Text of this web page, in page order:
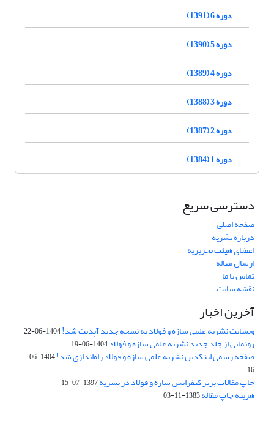
دوره 6 (1391)
دوره 5 (1390)
دوره 4 (1389)
دوره 3 (1388)
دوره 2 (1387)
دوره 1 (1384)
دسترسی سریع
صفحه اصلی
درباره نشریه
اعضای هیئت تحریریه
ارسال مقاله
تماس با ما
نقشه سایت
آخرین اخبار
وبسایت نشریه علمی سازه و فولاد به نسخه جدید آپدیت شد!1404-06-22
رونمایی از جلد جدید نشریه علمی سازه و فولاد1404-06-19
صفحه رسمی لینکدین نشریه علمی سازه و فولاد راه‌اندازی شد!
1404-06-
16
چاپ مقالات برتر کنفرانس سازه و فولاد در نشریه1397-07-15
هزینه چاپ مقاله1383-11-03